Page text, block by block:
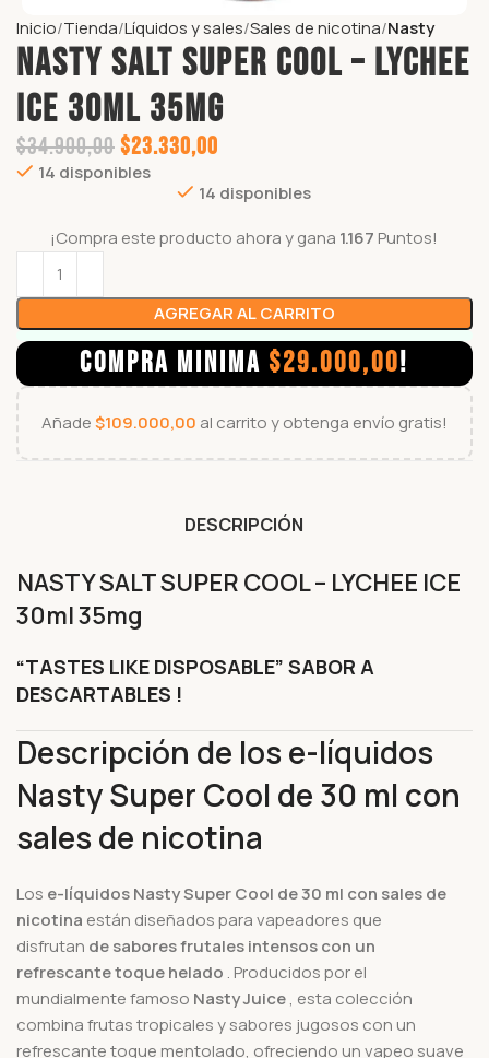
Inicio Tienda Líquidos y sales Sales de nicotina Nasty
NASTY SALT SUPER COOL – LYCHEE
ICE 30ml 35mg
$34.900,00$23.330,00
14 disponibles
14 disponibles
¡Compra este producto ahora y gana 1.167 Puntos!
AGREGAR AL CARRITO
COMPRA MINIMA $29.000,00!
Añade$109.000,00 al carrito y obtenga envío gratis!
DESCRIPCIÓN
NASTY SALT SUPER COOL – LYCHEE ICE
30ml 35mg
“TASTES LIKE DISPOSABLE” SABOR A
DESCARTABLES !
Descripción de los e-líquidos
Nasty Super Cool de 30 ml con
sales de nicotina
Los e-líquidos Nasty Super Cool de 30 ml con sales de
nicotina están diseñados para vapeadores que
disfrutan de sabores frutales intensos con un
refrescante toque helado . Producidos por el
mundialmente famoso Nasty Juice, esta colección
combina frutas tropicales y sabores jugosos con un
refrescante toque mentolado, ofreciendo un vapeo suave